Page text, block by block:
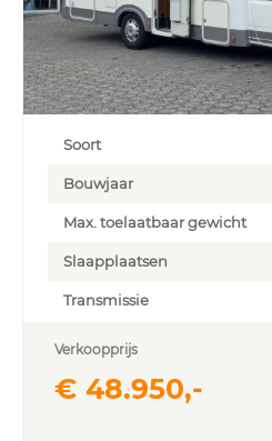
Soort
Bouwjaar
Max. toelaatbaar gewicht
Slaapplaatsen
Transmissie
Verkoopprijs
€ 48.950,-